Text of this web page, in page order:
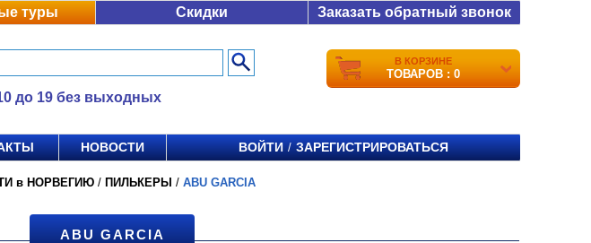
туры Скидки Заказать обратный звонок
до 19 без выходных
В КОРЗИНЕ
ТОВАРОВ : 0
НОВОСТИ ВОЙТИ / ЗАРЕГИСТРИРОВАТЬСЯ
в НОРВЕГИЮ / ПИЛЬКЕРЫ / ABU GARCIA
ABU GARCIA